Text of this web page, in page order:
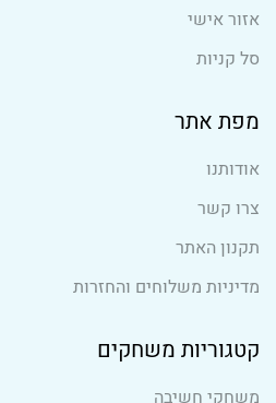
אזור אישי
סל קניות
מפת אתר
אודותנו
צרו קשר
תקנון האתר
מדיניות משלוחים והחזרות
קטגוריות משחקים
משחקי חשיבה